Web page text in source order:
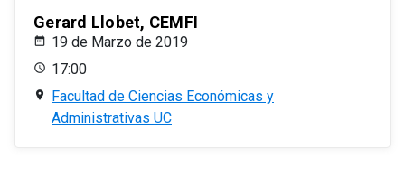
Gerard Llobet, CEMFI
19 de Marzo de 2019
17:00
Facultad de Ciencias Económicas y
Administrativas UC